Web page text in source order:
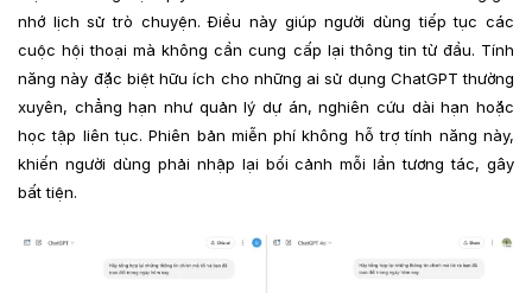
nhớ lịch sử trò chuyện. Điều này giúp người dùng tiếp tục các
cuộc hội thoại mà không cần cung cấp lại thông tin từ đầu. Tính
năng này đặc biệt hữu ích cho những ai sử dụng ChatGPT thường
xuyên, chẳng hạn như quản lý dự án, nghiên cứu dài hạn hoặc
học tập liên tục. Phiên bản miễn phí không hỗ trợ tính năng này,
khiến người dùng phải nhập lại bối cảnh mỗi lần tương tác, gây
bất tiện.